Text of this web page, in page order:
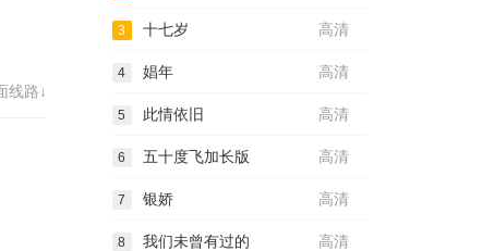
线路↓
高清
3 十七岁
高清
4 娼年
高清
5 此情依旧
高清
6 五十度飞加长版
高清
7 银娇
高清
8 我们未曾有过的